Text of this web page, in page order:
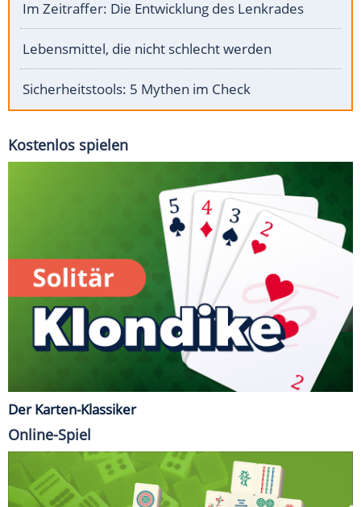
Im Zeitraffer: Die Entwicklung des Lenkrades
Lebensmittel, die nicht schlecht werden
Sicherheitstools: 5 Mythen im Check
Kostenlos spielen
Der Karten-Klassiker
Online-Spiel